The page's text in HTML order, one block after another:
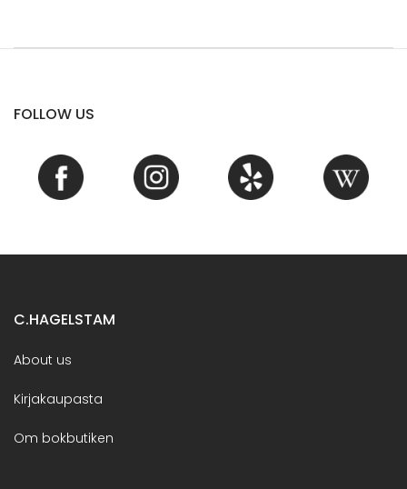
FOLLOW US
C.HAGELSTAM
About us
Kirjakaupasta
Om bokbutiken